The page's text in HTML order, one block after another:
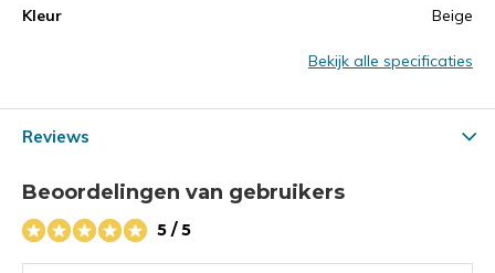
Kleur Beige
Bekijk alle specificaties
Reviews
Beoordelingen van gebruikers
5 / 5